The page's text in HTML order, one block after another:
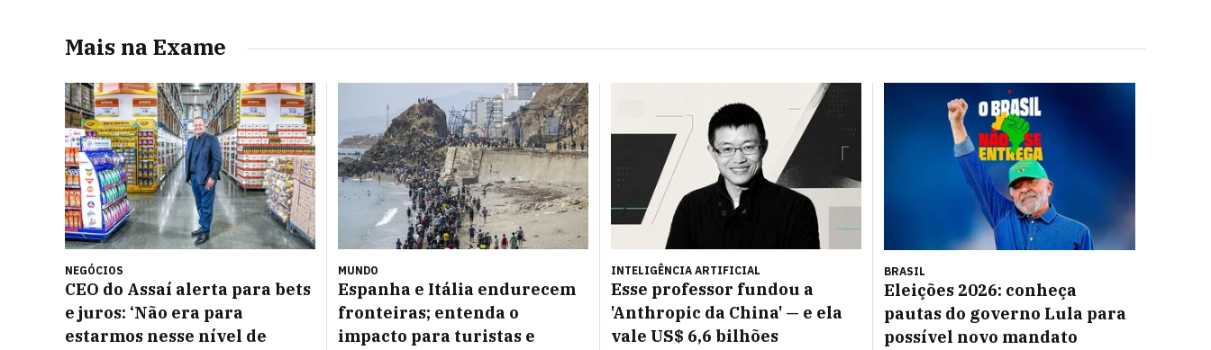
Mais na Exame
NEGÓCIOS
CEO do Assaí alerta para bets
e juros: ‘Não era para
estarmos nesse nível de
MUNDO
Espanha e Itália endurecem
fronteiras; entenda o
impacto para turistas e
INTELIGÊNCIA ARTIFICIAL
Esse professor fundou a
'Anthropic da China' — e ela
vale US$ 6,6 bilhões
BRASIL
Eleições 2026: conheça
pautas do governo Lula para
possível novo mandato